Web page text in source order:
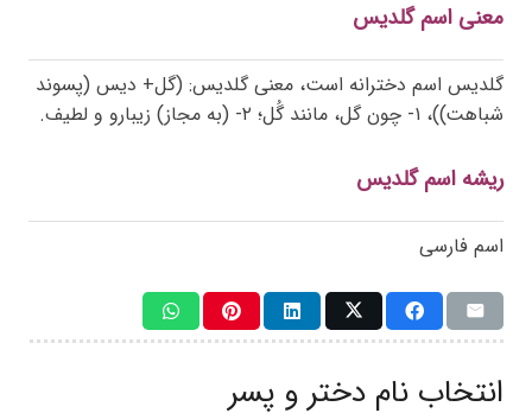
معنی اسم گلدیس
گلدیس اسم دخترانه است، معنی گلدیس: (گل+ دیس (پسوند
شباهت))، ۱- چون گل، مانند گُل؛ ۲- (به مجاز) زیبارو و لطیف.
ریشه اسم گلدیس
اسم فارسی
انتخاب نام دختر و پسر